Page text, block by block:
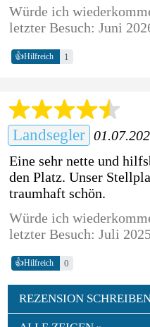
Würde ich
letzter Besuch: Juni
👍Hilfreich 1
Landsegler
Eine sehr nette und
den Platz. Unser
traumhaft schön.
Würde ich
letzter Besuch: Juli
👍Hilfreich 0
REZENSION